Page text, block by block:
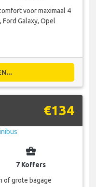
voor maximaal 4
Galaxy, Opel
€134
business_center
7 Koffers
of grote bagage